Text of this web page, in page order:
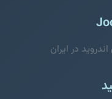
در ایران